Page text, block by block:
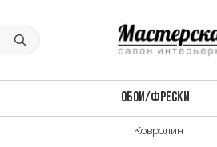
ОБОИ/ФРЕСКИ
Ковролин